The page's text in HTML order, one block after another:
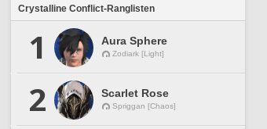
Crystalline Conflict-Ranglisten
1 Aura Sphere
Zodiark [Light]
2 Scarlet Rose
Spriggan [Chaos]